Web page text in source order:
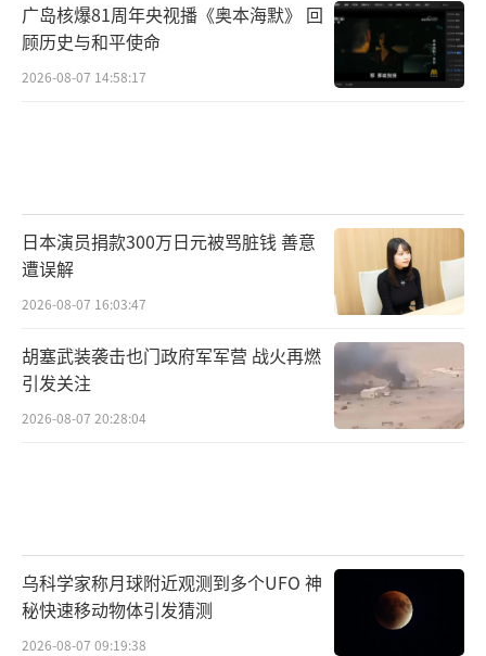
广岛核爆81周年央视播《奥本海默》 回
顾历史与和平使命
2026-08-07 14:58:17
日本演员捐款300万日元被骂脏钱 善意
遭误解
2026-08-07 16:03:47
胡塞武装袭击也门政府军军营 战火再燃
引发关注
2026-08-07 20:28:04
乌科学家称月球附近观测到多个UFO 神
秘快速移动物体引发猜测
2026-08-07 09:19:38